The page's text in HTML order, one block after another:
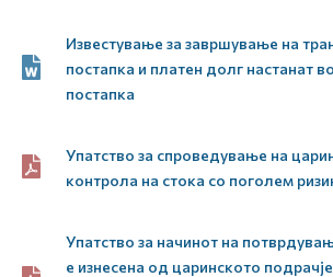
Известување за завршување на
постапка и платен долг настанат
постапка
Упатство за спроведување на
контрола на стока со поголем
Упатство за начинот на
е изнесена од царинското